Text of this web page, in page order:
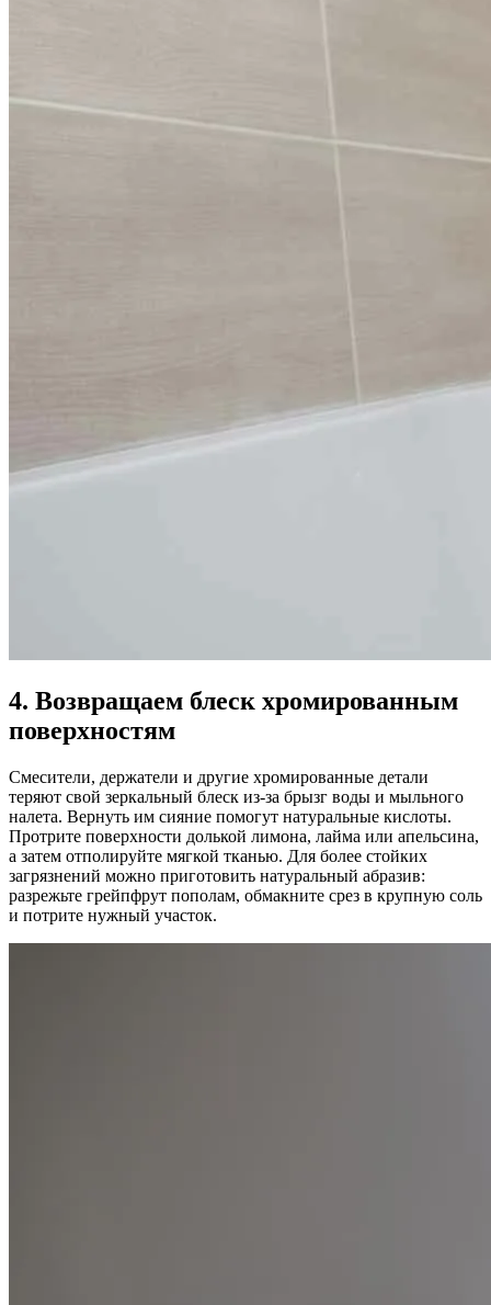
4. Возвращаем блеск хромированным
поверхностям
Смесители, держатели и другие хромированные детали
теряют свой зеркальный блеск из-за брызг воды и мыльного
налета. Вернуть им сияние помогут натуральные кислоты.
Протрите поверхности долькой лимона, лайма или апельсина,
а затем отполируйте мягкой тканью. Для более стойких
загрязнений можно приготовить натуральный абразив:
разрежьте грейпфрут пополам, обмакните срез в крупную соль
и потрите нужный участок.